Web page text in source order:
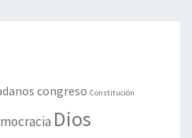
congreso Constitución
Dios